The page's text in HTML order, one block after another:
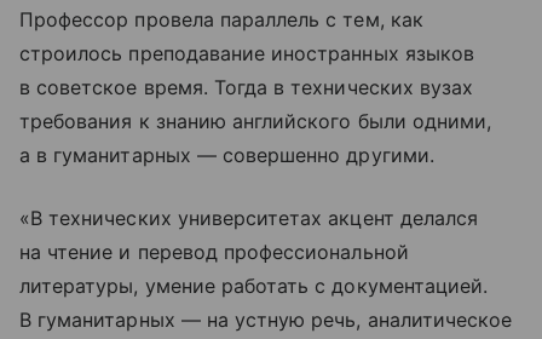
Профессор провела параллель с тем, как
строилось преподавание иностранных языков
в советское время. Тогда в технических вузах
требования к знанию английского были одними,
а в гуманитарных — совершенно другими.
«В технических университетах акцент делался
на чтение и перевод профессиональной
литературы, умение работать с документацией.
В гуманитарных — на устную речь, аналитическое